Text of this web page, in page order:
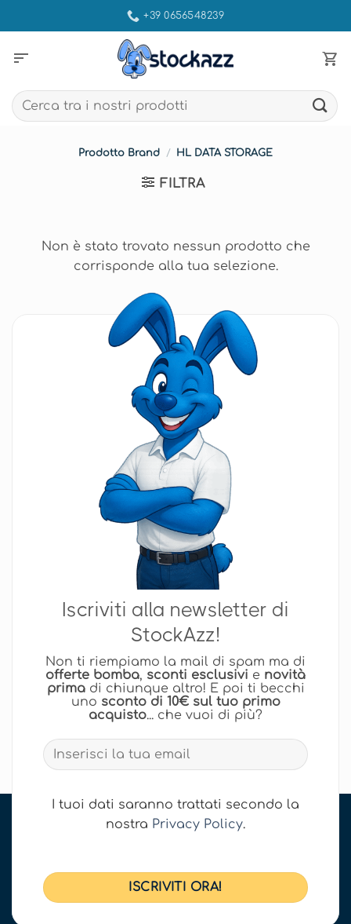
ai
+39 0656548239
sort
Cerca:
Prodotto Brand / HL DATA STORAGE
FILTRA
Non è stato trovato nessun prodotto che
corrisponde alla tua selezione.
Iscriviti alla newsletter di
StockAzz!
Non ti riempiamo la mail di spam ma di
offerte bomba, sconti esclusivi e novità
primadi chiunque altro! E poi ti becchi
uno sconto di 10€ sul tuo primo
acquisto... che vuoi di più?
I tuoi dati saranno trattati secondo la
nostra Privacy Policy.